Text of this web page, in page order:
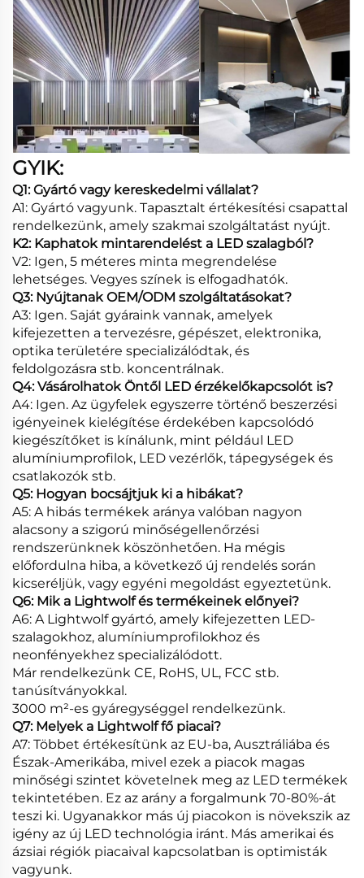
GYIK:
Q1: Gyártó vagy kereskedelmi vállalat?
A1: Gyártó vagyunk. Tapasztalt értékesítési csapattal
rendelkezünk, amely szakmai szolgáltatást nyújt.
K2: Kaphatok mintarendelést a LED szalagból?
V2: Igen, 5 méteres minta megrendelése
lehetséges. Vegyes színek is elfogadhatók.
Q3: Nyújtanak OEM/ODM szolgáltatásokat?
A3: Igen. Saját gyáraink vannak, amelyek
kifejezetten a tervezésre, gépészet, elektronika,
optika területére specializálódtak, és
feldolgozásra stb. koncentrálnak.
Q4: Vásárolhatok Öntől LED érzékelőkapcsolót is?
A4: Igen. Az ügyfelek egyszerre történő beszerzési
igényeinek kielégítése érdekében kapcsolódó
kiegészítőket is kínálunk, mint például LED
alumíniumprofilok, LED vezérlők, tápegységek és
csatlakozók stb.
Q5: Hogyan bocsájtjuk ki a hibákat?
A5: A hibás termékek aránya valóban nagyon
alacsony a szigorú minőségellenőrzési
rendszerünknek köszönhetően. Ha mégis
előfordulna hiba, a következő új rendelés során
kicseréljük, vagy egyéni megoldást egyeztetünk.
Q6: Mik a Lightwolf és termékeinek előnyei?
A6: A Lightwolf gyártó, amely kifejezetten LED-
szalagokhoz, alumíniumprofilokhoz és
neonfényekhez specializálódott.
Már rendelkezünk CE, RoHS, UL, FCC stb.
tanúsítványokkal.
3000 m²-es gyáregységgel rendelkezünk.
Q7: Melyek a Lightwolf fő piacai?
A7: Többet értékesítünk az EU-ba, Ausztráliába és
Észak-Amerikába, mivel ezek a piacok magas
minőségi szintet követelnek meg az LED termékek
tekintetében. Ez az arány a forgalmunk 70-80%-át
teszi ki. Ugyanakkor más új piacokon is növekszik az
igény az új LED technológia iránt. Más amerikai és
ázsiai régiók piacaival kapcsolatban is optimisták
vagyunk.